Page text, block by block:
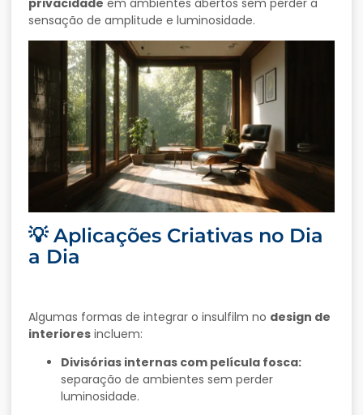
sensação de amplitude e luminosidade.
💡 Aplicações Criativas no Dia
a Dia
Algumas formas de integrar o insulfilm no design de
interiores incluem:
Divisórias internas com película fosca:
separação de ambientes sem perder
luminosidade.